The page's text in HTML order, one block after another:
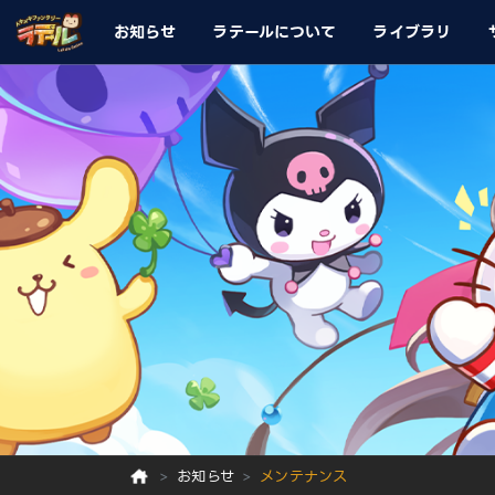
お知らせ ラテールについて ライブラリ
お知らせ メンテナンス